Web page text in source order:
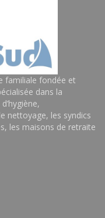
familiale fondée et
dans la
nettoyage, les syndics
les maisons de retraite